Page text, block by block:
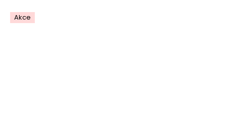
Akce